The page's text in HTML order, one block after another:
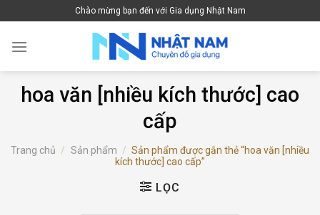
to
content
Chào mừng bạn đến với Gia dụng Nhật Nam
hoa văn [nhiều kích thước] cao
cấp
Trang chủ / Sản phẩm / Sản phẩm được gắn thẻ “hoa văn [nhiều
kích thước] cao cấp”
LỌC